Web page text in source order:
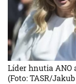
Líder hnutia ANO
(Foto: TASR/